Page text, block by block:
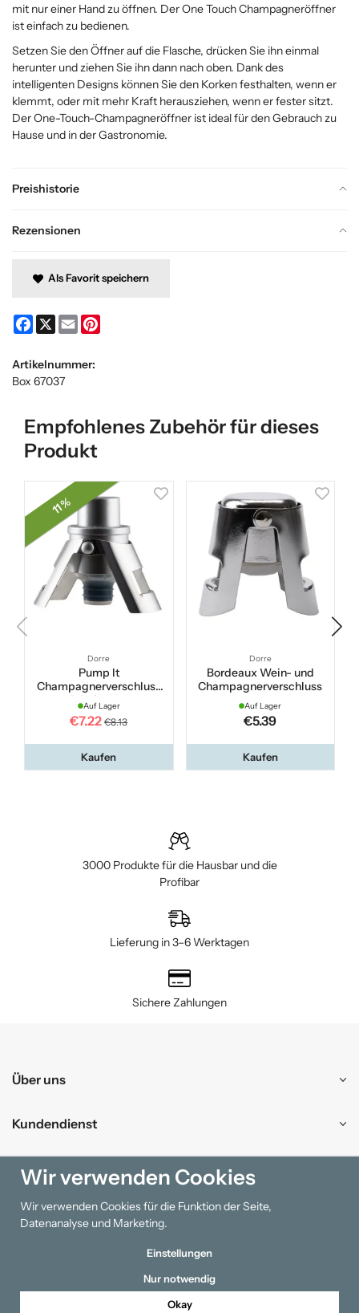
Preishistorie
Rezensionen
mit nur einer Hand zu öffnen. Der One Touch Champagneröffner
ist einfach zu bedienen.
Setzen Sie den Öffner auf die Flasche, drücken Sie ihn einmal
herunter und ziehen Sie ihn dann nach oben. Dank des
intelligenten Designs können Sie den Korken festhalten, wenn er
klemmt, oder mit mehr Kraft herausziehen, wenn er fester sitzt.
Der One-Touch-Champagneröffner ist ideal für den Gebrauch zu
Hause und in der Gastronomie.
Als Favorit speichern
Facebook
X Email
Artikelnummer:
Box 67037
Empfohlenes Zubehör für dieses
Produkt
11 %
Dorre
Pump It
Champagnerverschluss
mit Luftpumpe
Auf Lager
€7.22 €8.13
Kaufen
Dorre
Bordeaux Wein- und
Champagnerverschluss
Auf Lager
€5.39
Kaufen
3000 Produkte für die Hausbar und die
Profibar
Lieferung in 3–6 Werktagen
Sichere Zahlungen
Über uns
Kundendienst
Einkaufen
Information
Wir verwenden Cookies
Wir verwenden Cookies für die Funktion der Seite,
Datenanalyse und Marketing.
Einstellungen
Nur notwendig
Okay